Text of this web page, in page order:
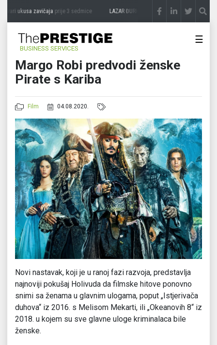
ukusa zavičajaprije 3 sedmice LAZAR ĐURIĆ: Promocija potencijal pretvara
BUSINESS SERVICES
☰
Margo Robi predvodi ženske
Pirate s Kariba
Film 04.08.2020.
Novi nastavak, koji je u ranoj fazi razvoja, predstavlja
najnoviji pokušaj Holivuda da filmske hitove ponovno
snimi sa ženama u glavnim ulogama, poput „Istjerivača
duhova“ iz 2016. s Melisom Mekarti, ili „Okeanovih 8“ iz
2018. u kojem su sve glavne uloge kriminalaca bile
ženske.